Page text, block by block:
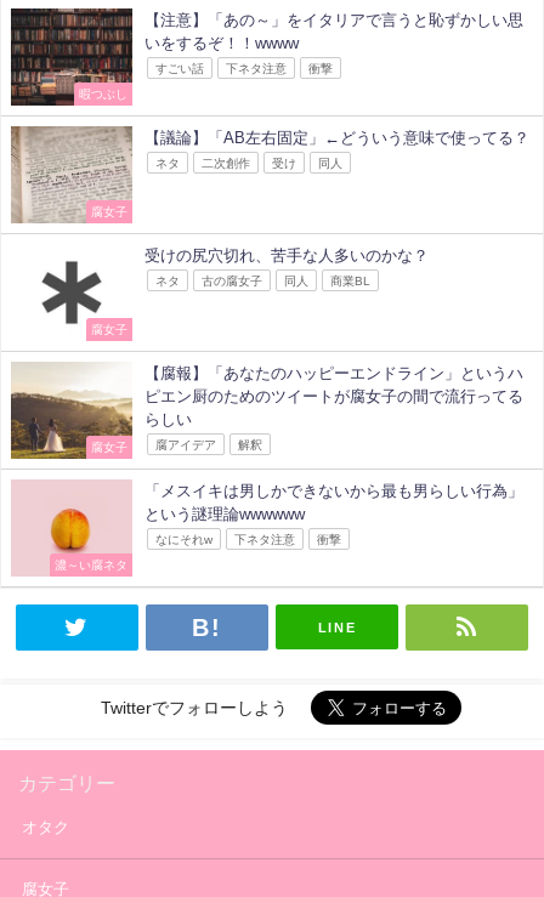
暇つぶし
【注意】「あの～」をイタリアで言うと恥ずかしい思
いをするぞ！！wwww
すごい話 下ネタ注意 衝撃
腐女子
【議論】「AB左右固定」←どういう意味で使ってる？
ネタ 二次創作 受け 同人
腐女子
受けの尻穴切れ、苦手な人多いのかな？
ネタ 古の腐女子 同人 商業BL
腐女子
【腐報】「あなたのハッピーエンドライン」というハ
ピエン厨のためのツイートが腐女子の間で流行ってる
らしい
腐アイデア 解釈
濃～い腐ネタ
「メスイキは男しかできないから最も男らしい行為」
という謎理論wwwwww
なにそれw 下ネタ注意 衝撃
LINE
Twitterでフォローしよう
カテゴリー
オタク
腐女子